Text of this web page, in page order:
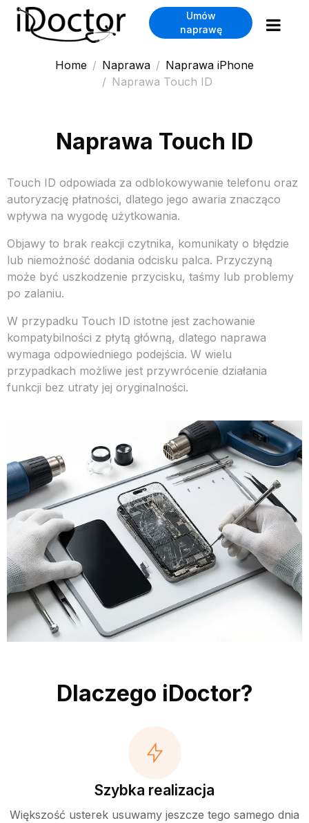
Umów
naprawę
Home Naprawa
Naprawa iPhone
Naprawa Touch ID
Naprawa Touch ID
Touch ID odpowiada za odblokowywanie telefonu oraz
autoryzację płatności, dlatego jego awaria znacząco
wpływa na wygodę użytkowania.
Objawy to brak reakcji czytnika, komunikaty o błędzie
lub niemożność dodania odcisku palca. Przyczyną
może być uszkodzenie przycisku, taśmy lub problemy
po zalaniu.
W przypadku Touch ID istotne jest zachowanie
kompatybilności z płytą główną, dlatego naprawa
wymaga odpowiedniego podejścia. W wielu
przypadkach możliwe jest przywrócenie działania
funkcji bez utraty jej oryginalności.
Dlaczego iDoctor?
Szybka realizacja
Większość usterek usuwamy jeszcze tego samego dnia